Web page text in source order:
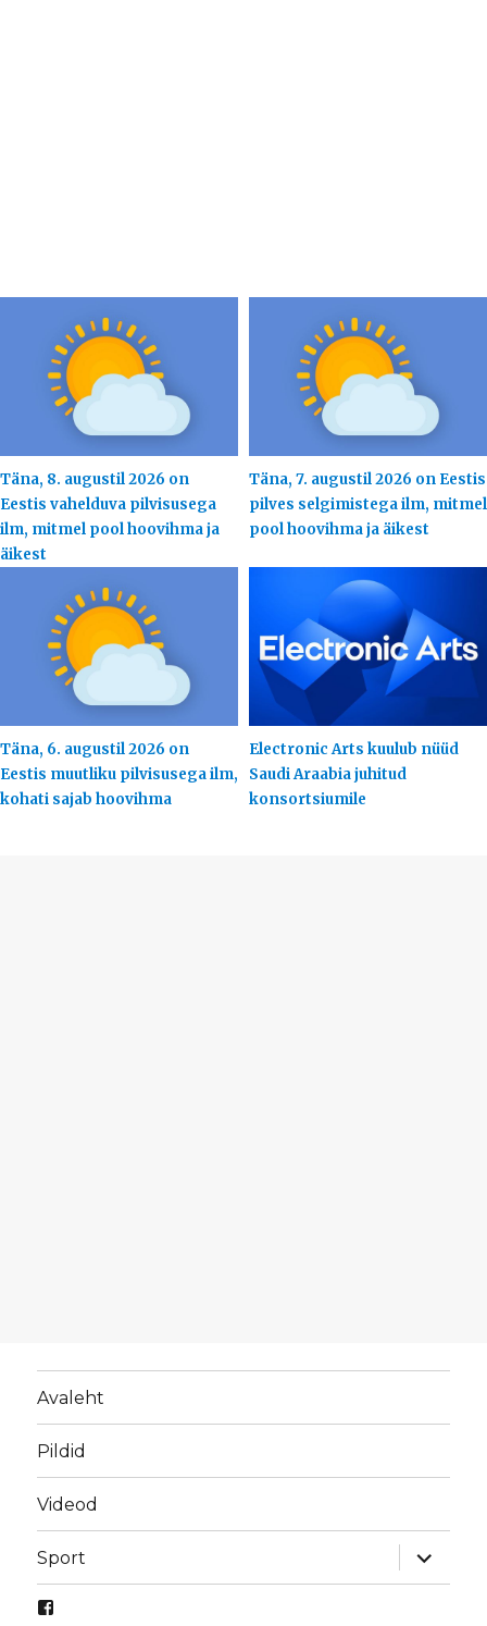
Täna, 8. augustil 2026 on
Eestis vahelduva pilvisusega
ilm, mitmel pool hoovihma ja
äikest
Täna, 7. augustil 2026 on Eestis
pilves selgimistega ilm, mitmel
pool hoovihma ja äikest
Täna, 6. augustil 2026 on
Eestis muutliku pilvisusega ilm,
kohati sajab hoovihma
Electronic Arts kuulub nüüd
Saudi Araabia juhitud
konsortsiumile
Avaleht
Pildid
Videod
Sport
laienda